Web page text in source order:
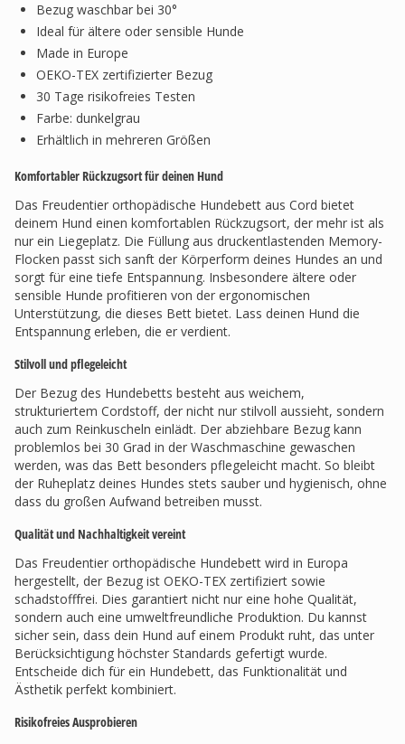
Bezug waschbar bei 30°
Ideal für ältere oder sensible Hunde
Made in Europe
OEKO-TEX zertifizierter Bezug
30 Tage risikofreies Testen
Farbe: dunkelgrau
Erhältlich in mehreren Größen
Komfortabler Rückzugsort für deinen Hund
Das Freudentier orthopädische Hundebett aus Cord bietet
deinem Hund einen komfortablen Rückzugsort, der mehr ist als
nur ein Liegeplatz. Die Füllung aus druckentlastenden Memory-
Flocken passt sich sanft der Körperform deines Hundes an und
sorgt für eine tiefe Entspannung. Insbesondere ältere oder
sensible Hunde profitieren von der ergonomischen
Unterstützung, die dieses Bett bietet. Lass deinen Hund die
Entspannung erleben, die er verdient.
Stilvoll und pflegeleicht
Der Bezug des Hundebetts besteht aus weichem,
strukturiertem Cordstoff, der nicht nur stilvoll aussieht, sondern
auch zum Reinkuscheln einlädt. Der abziehbare Bezug kann
problemlos bei 30 Grad in der Waschmaschine gewaschen
werden, was das Bett besonders pflegeleicht macht. So bleibt
der Ruheplatz deines Hundes stets sauber und hygienisch, ohne
dass du großen Aufwand betreiben musst.
Qualität und Nachhaltigkeit vereint
Das Freudentier orthopädische Hundebett wird in Europa
hergestellt, der Bezug ist OEKO-TEX zertifiziert sowie
schadstofffrei. Dies garantiert nicht nur eine hohe Qualität,
sondern auch eine umweltfreundliche Produktion. Du kannst
sicher sein, dass dein Hund auf einem Produkt ruht, das unter
Berücksichtigung höchster Standards gefertigt wurde.
Entscheide dich für ein Hundebett, das Funktionalität und
Ästhetik perfekt kombiniert.
Risikofreies Ausprobieren